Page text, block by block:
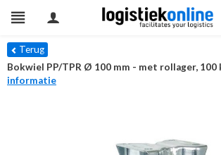
Terug
Bokwiel PP/TPR Ø 100 mm - met rollager, 100
informatie